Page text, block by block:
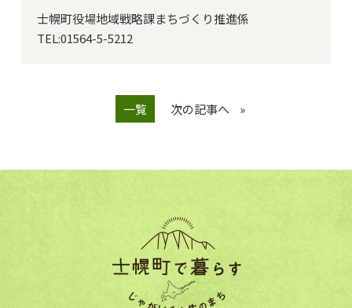
士幌町役場地域戦略課まちづくり推進係
TEL:01564-5-5212
一覧 次の記事へ »